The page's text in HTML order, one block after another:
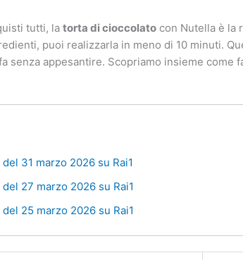
tutti, latorta di cioccolato con Nutella è la
puoi realizzarla in meno di 10 minuti.
senza appesantire. Scopriamo insieme come
31 marzo 2026 su Rai1
27 marzo 2026 su Rai1
25 marzo 2026 su Rai1